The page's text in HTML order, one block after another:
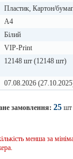
Пластик, Картон/
A4
Білий
VIP-Print
12148 шт (12148 шт)
07.08.2026
замовлення: 25 шт
менша за